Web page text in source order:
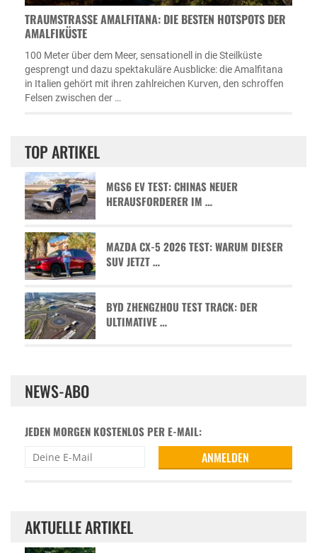
TRAUMSTRASSE AMALFITANA: DIE BESTEN HOTSPOTS DER A
MALFIKÜSTE
100 Meter über dem Meer, sensationell in die Steilküste
gesprengt und dazu spektakuläre Ausblicke: die Amalfitana
in Italien gehört mit ihren zahlreichen Kurven, den schroffen
Felsen zwischen der …
TOP ARTIKEL
MGS6 EV TEST: CHINAS NEUER
HERAUSFORDERER IM …
MAZDA CX-5 2026 TEST: WARUM DIESER
SUV JETZT …
BYD ZHENGZHOU TEST TRACK: DER
ULTIMATIVE …
NEWS-ABO
JEDEN MORGEN KOSTENLOS PER E-MAIL:
AKTUELLE ARTIKEL